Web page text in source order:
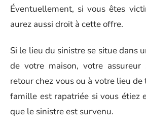
Éventuellement, si vous êtes
aurez aussi droit à cette offre.
Si le lieu du sinistre se situe dans
de votre maison, votre assureur
retour chez vous ou à votre lieu
famille est rapatriée si vous étiez
que le sinistre est survenu.